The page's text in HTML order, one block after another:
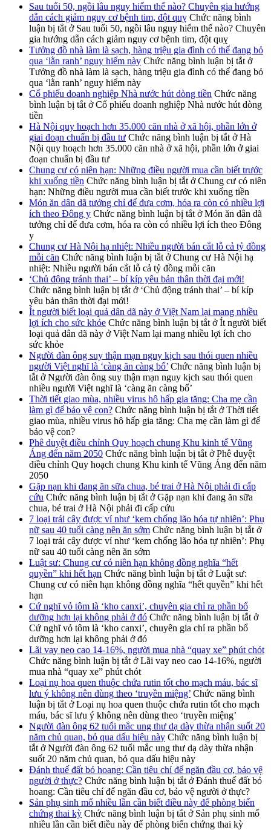
Sau tuổi 50, ngồi lâu nguy hiểm thế nào? Chuyên gia hướng
dẫn cách giảm nguy cơ bệnh tim, đột quỵ Chức năng bình
luận bị tắt ở Sau tuổi 50, ngồi lâu nguy hiểm thế nào? Chuyên
gia hướng dẫn cách giảm nguy cơ bệnh tim, đột quỵ
Tưởng đồ nhà làm là sạch, hàng triệu gia đình có thể đang bỏ
qua ‘lằn ranh’ nguy hiểm này Chức năng bình luận bị tắt ở
Tưởng đồ nhà làm là sạch, hàng triệu gia đình có thể đang bỏ
qua ‘lằn ranh’ nguy hiểm này
Cổ phiếu doanh nghiệp Nhà nước hút dòng tiền Chức năng
bình luận bị tắt ở Cổ phiếu doanh nghiệp Nhà nước hút dòng
tiền
Hà Nội quy hoạch hơn 35.000 căn nhà ở xã hội, phần lớn ở
giai đoạn chuẩn bị đầu tư Chức năng bình luận bị tắt ở Hà
Nội quy hoạch hơn 35.000 căn nhà ở xã hội, phần lớn ở giai
đoạn chuẩn bị đầu tư
Chung cư có niên hạn: Những điều người mua cần biết trước
khi xuống tiền Chức năng bình luận bị tắt ở Chung cư có niên
hạn: Những điều người mua cần biết trước khi xuống tiền
Món ăn dân dã tưởng chỉ để đưa cơm, hóa ra còn có nhiều lợi
ích theo Đông y Chức năng bình luận bị tắt ở Món ăn dân dã
tưởng chỉ để đưa cơm, hóa ra còn có nhiều lợi ích theo Đông
y
Chung cư Hà Nội hạ nhiệt: Nhiều người bán cắt lỗ cả tỷ đồng
mỗi căn Chức năng bình luận bị tắt ở Chung cư Hà Nội hạ
nhiệt: Nhiều người bán cắt lỗ cả tỷ đồng mỗi căn
‘Chủ động tránh thai’ – bí kíp yêu bản thân thời đại mới!
Chức năng bình luận bị tắt ở ‘Chủ động tránh thai’ – bí kíp
yêu bản thân thời đại mới!
Ít người biết loại quả dân dã này ở Việt Nam lại mang nhiều
lợi ích cho sức khỏe Chức năng bình luận bị tắt ở Ít người biết
loại quả dân dã này ở Việt Nam lại mang nhiều lợi ích cho
sức khỏe
Người đàn ông suy thận mạn nguy kịch sau thói quen nhiều
người Việt nghĩ là ‘càng ăn càng bổ’ Chức năng bình luận bị
tắt ở Người đàn ông suy thận mạn nguy kịch sau thói quen
nhiều người Việt nghĩ là ‘càng ăn càng bổ’
Thời tiết giao mùa, nhiều virus hô hấp gia tăng: Cha mẹ cần
làm gì để bảo vệ con? Chức năng bình luận bị tắt ở Thời tiết
giao mùa, nhiều virus hô hấp gia tăng: Cha mẹ cần làm gì để
bảo vệ con?
Phê duyệt điều chỉnh Quy hoạch chung Khu kinh tế Vũng
Áng đến năm 2050 Chức năng bình luận bị tắt ở Phê duyệt
điều chỉnh Quy hoạch chung Khu kinh tế Vũng Áng đến năm
2050
Gặp nạn khi đang ăn sữa chua, bé trai ở Hà Nội phải đi cấp
cứu Chức năng bình luận bị tắt ở Gặp nạn khi đang ăn sữa
chua, bé trai ở Hà Nội phải đi cấp cứu
7 loại trái cây được ví như ‘kem chống lão hóa tự nhiên’: Phụ
nữ sau 40 tuổi càng nên ăn sớm Chức năng bình luận bị tắt ở
7 loại trái cây được ví như ‘kem chống lão hóa tự nhiên’: Phụ
nữ sau 40 tuổi càng nên ăn sớm
Luật sư: Chung cư có niên hạn không đồng nghĩa “hết
quyền” khi hết hạn Chức năng bình luận bị tắt ở Luật sư:
Chung cư có niên hạn không đồng nghĩa “hết quyền” khi hết
hạn
Cứ nghĩ vỏ tôm là ‘kho canxi’, chuyên gia chỉ ra phần bổ
dưỡng hơn lại không phải ở đó Chức năng bình luận bị tắt ở
Cứ nghĩ vỏ tôm là ‘kho canxi’, chuyên gia chỉ ra phần bổ
dưỡng hơn lại không phải ở đó
Lãi vay neo cao 14-16%, người mua nhà “quay xe” phút chót
Chức năng bình luận bị tắt ở Lãi vay neo cao 14-16%, người
mua nhà “quay xe” phút chót
Loại nụ hoa quen thuộc chứa rutin tốt cho mạch máu, bác sĩ
lưu ý không nên dùng theo ‘truyền miệng’ Chức năng bình
luận bị tắt ở Loại nụ hoa quen thuộc chứa rutin tốt cho mạch
máu, bác sĩ lưu ý không nên dùng theo ‘truyền miệng’
Người đàn ông 62 tuổi mắc ung thư dạ dày thừa nhận suốt 20
năm chủ quan, bỏ qua dấu hiệu này Chức năng bình luận bị
tắt ở Người đàn ông 62 tuổi mắc ung thư dạ dày thừa nhận
suốt 20 năm chủ quan, bỏ qua dấu hiệu này
Đánh thuế đất bỏ hoang: Cần tiêu chí để ngăn đầu cơ, bảo vệ
người ở thực? Chức năng bình luận bị tắt ở Đánh thuế đất bỏ
hoang: Cần tiêu chí để ngăn đầu cơ, bảo vệ người ở thực?
Sản phụ sinh mổ nhiều lần cần biết điều này để phòng biến
chứng thai kỳ Chức năng bình luận bị tắt ở Sản phụ sinh mổ
nhiều lần cần biết điều này để phòng biến chứng thai kỳ